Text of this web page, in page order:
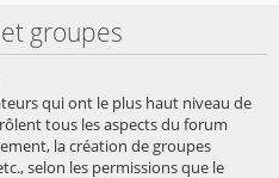
groupes
qui ont le plus haut niveau de
tous les aspects du forum
la création de groupes
selon les permissions que le